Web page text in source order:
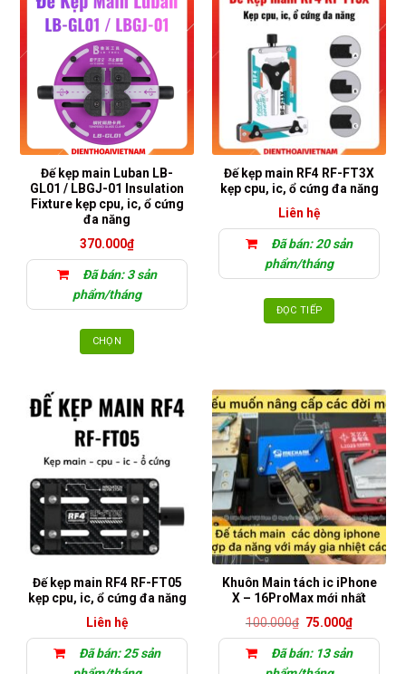
Đế kẹp main Luban LB-
GL01 / LBGJ-01 Insulation
Fixture kẹp cpu, ic, ổ cứng
đa năng
370.000₫
Đã bán: 3 sản
phẩm/tháng
CHỌN
này
có
nhiều
biến
thể.
Các
tùy
chọn
có
được
chọn
trên
trang
sản
Đế kẹp main RF4 RF-FT3X
kẹp cpu, ic, ổ cứng đa năng
Liên hệ
Đã bán: 20 sản
phẩm/tháng
ĐỌC TIẾP
Đế kẹp main RF4 RF-FT05
kẹp cpu, ic, ổ cứng đa năng
Liên hệ
Đã bán: 25 sản
Khuôn Main tách ic iPhone
X – 16ProMax mới nhất
100.000₫ Giá
100.000₫.
75.000₫Giá
là:
Đã bán: 13 sản